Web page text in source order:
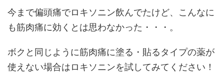
今まで偏頭痛でロキソニン飲んでたけど、こんなに
も筋肉痛に効くとは思わなかった・・・。
ボクと同じように筋肉痛に塗る・貼るタイプの薬が
使えない場合はロキソニンを試してみてください！